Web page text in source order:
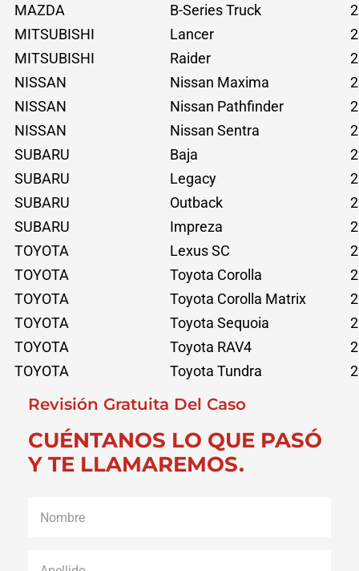
MAZDA
B-Series Truck
MITSUBISHI
Lancer
MITSUBISHI
Raider
NISSAN
Nissan Maxima
NISSAN
Nissan Pathfinder
NISSAN
Nissan Sentra
SUBARU
Baja
SUBARU
Legacy
SUBARU
Outback
SUBARU
Impreza
TOYOTA
Lexus SC
TOYOTA
Toyota Corolla
TOYOTA
Toyota Corolla Matrix
TOYOTA
Toyota Sequoia
TOYOTA
Toyota RAV4
TOYOTA
Toyota Tundra
Revisión Gratuita Del Caso
CUÉNTANOS LO QUE PASÓ
Y TE LLAMAREMOS.